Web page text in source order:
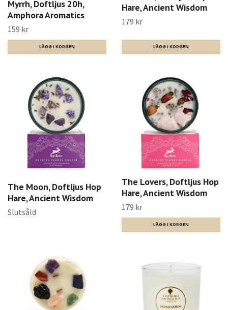
Myrrh, Doftljus 20h,
Amphora Aromatics
159 kr
Hare, Ancient Wisdom
179 kr
The Moon, Doftljus Hop
Hare, Ancient Wisdom
Slutsåld
The Lovers, Doftljus Hop
Hare, Ancient Wisdom
179 kr